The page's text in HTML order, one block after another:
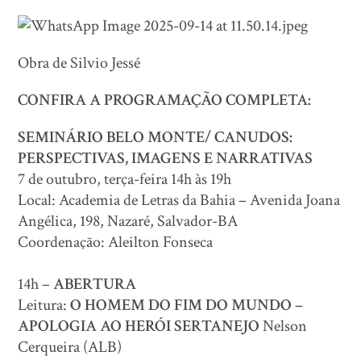
Obra de Silvio Jessé
CONFIRA A PROGRAMAÇÃO COMPLETA:
SEMINÁRIO BELO MONTE/ CANUDOS:
PERSPECTIVAS, IMAGENS E NARRATIVAS
7 de outubro, terça-feira 14h às 19h
Local: Academia de Letras da Bahia – Avenida Joana
Angélica, 198, Nazaré, Salvador-BA
Coordenação: Aleilton Fonseca
14h –ABERTURA
Leitura:O HOMEM DO FIM DO MUNDO –
APOLOGIA AO HERÓI SERTANEJONelson
Cerqueira (ALB)